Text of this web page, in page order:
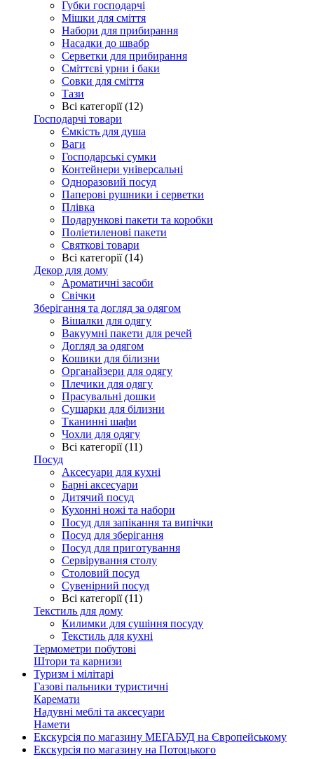
Губки господарчі
Мішки для сміття
Набори для прибирання
Насадки до швабр
Серветки для прибирання
Сміттєві урни і баки
Совки для сміття
Тази
Всі категорії (12)
Господарчі товари
Ємкість для душа
Ваги
Господарські сумки
Контейнери універсальні
Одноразовий посуд
Паперові рушники і серветки
Плівка
Подарункові пакети та коробки
Поліетиленові пакети
Святкові товари
Всі категорії (14)
Декор для дому
Ароматичні засоби
Свічки
Зберігання та догляд за одягом
Вішалки для одягу
Вакуумні пакети для речей
Догляд за одягом
Кошики для білизни
Органайзери для одягу
Плечики для одягу
Прасувальні дошки
Сушарки для білизни
Тканинні шафи
Чохли для одягу
Всі категорії (11)
Посуд
Аксесуари для кухні
Барні аксесуари
Дитячий посуд
Кухонні ножі та набори
Посуд для запікання та випічки
Посуд для зберігання
Посуд для приготування
Сервірування столу
Столовий посуд
Сувенірний посуд
Всі категорії (11)
Текстиль для дому
Килимки для сушіння посуду
Текстиль для кухні
Термометри побутові
Штори та карнизи
Туризм і мілітарі
Газові пальники туристичні
Каремати
Надувні меблі та аксесуари
Намети
Екскурсія по магазину МЕГАБУД на Європейському
Екскурсія по магазину на Потоцького